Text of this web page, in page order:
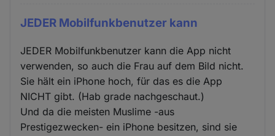
JEDER Mobilfunkbenutzer kann
JEDER Mobilfunkbenutzer kann die App nicht
verwenden, so auch die Frau auf dem Bild nicht.
Sie hält ein iPhone hoch, für das es die App
NICHT gibt. (Hab grade nachgeschaut.)
Und da die meisten Muslime -aus
Prestigezwecken- ein iPhone besitzen, sind sie